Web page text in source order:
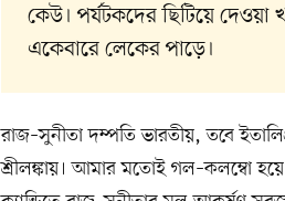
কেউ। পর্যটকদের ছিটিয়ে
একেবারে লেকের পাড়ে।
রাজ–সুনীতা দম্পতি ভারতীয়, তবে
শ্রীলঙ্কায়। আমার মতোই গল–কলম্বো